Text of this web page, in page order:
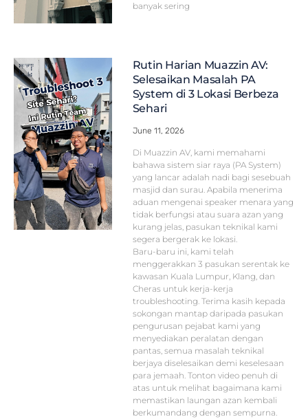
banyak sering
Rutin Harian Muazzin AV:
Selesaikan Masalah PA
System di 3 Lokasi Berbeza
Sehari
June 11, 2026
Di Muazzin AV, kami memahami
bahawa sistem siar raya (PA System)
yang lancar adalah nadi bagi sesebuah
masjid dan surau. Apabila menerima
aduan mengenai speaker menara yang
tidak berfungsi atau suara azan yang
kurang jelas, pasukan teknikal kami
segera bergerak ke lokasi.
Baru-baru ini, kami telah
menggerakkan 3 pasukan serentak ke
kawasan Kuala Lumpur, Klang, dan
Cheras untuk kerja-kerja
troubleshooting. Terima kasih kepada
sokongan mantap daripada pasukan
pengurusan pejabat kami yang
menyediakan peralatan dengan
pantas, semua masalah teknikal
berjaya diselesaikan demi keselesaan
para jemaah. Tonton video penuh di
atas untuk melihat bagaimana kami
memastikan laungan azan kembali
berkumandang dengan sempurna.